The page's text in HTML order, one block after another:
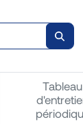
Tableau